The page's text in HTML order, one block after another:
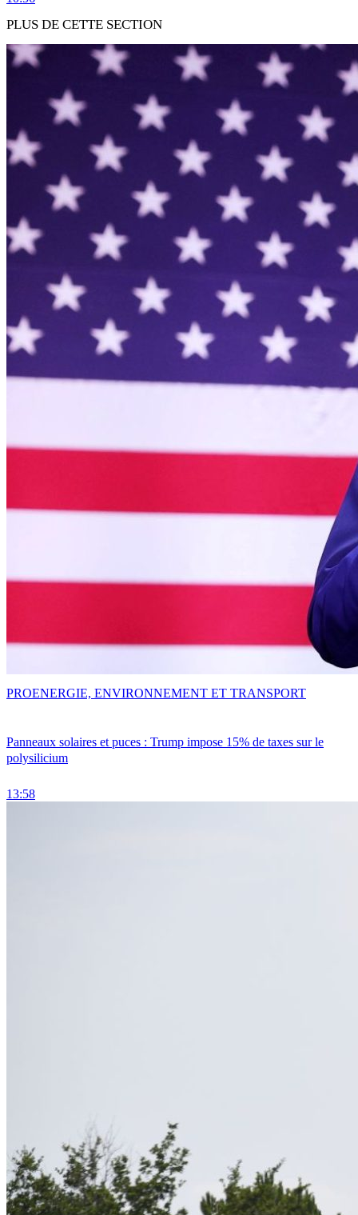
PLUS DE CETTE SECTION
Panneaux solaires et puces : Trump impose 15% de taxes sur le
polysilicium
13:58
PROENERGIE, ENVIRONNEMENT ET TRANSPORT